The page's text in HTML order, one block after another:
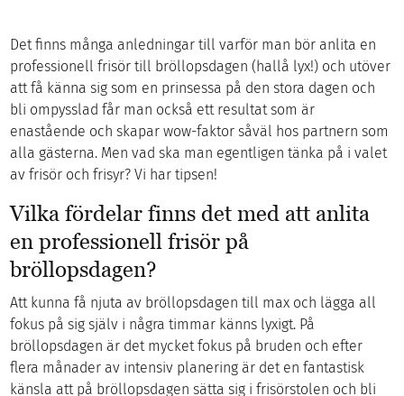
Det finns många anledningar till varför man bör anlita en
professionell frisör till bröllopsdagen (hallå lyx!) och utöver
att få känna sig som en prinsessa på den stora dagen och
bli ompysslad får man också ett resultat som är
enastående och skapar wow-faktor såväl hos partnern som
alla gästerna. Men vad ska man egentligen tänka på i valet
av frisör och frisyr? Vi har tipsen!
Vilka fördelar finns det med att anlita
en professionell frisör på
bröllopsdagen?
Att kunna få njuta av bröllopsdagen till max och lägga all
fokus på sig själv i några timmar känns lyxigt. På
bröllopsdagen är det mycket fokus på bruden och efter
flera månader av intensiv planering är det en fantastisk
känsla att på bröllopsdagen sätta sig i frisörstolen och bli